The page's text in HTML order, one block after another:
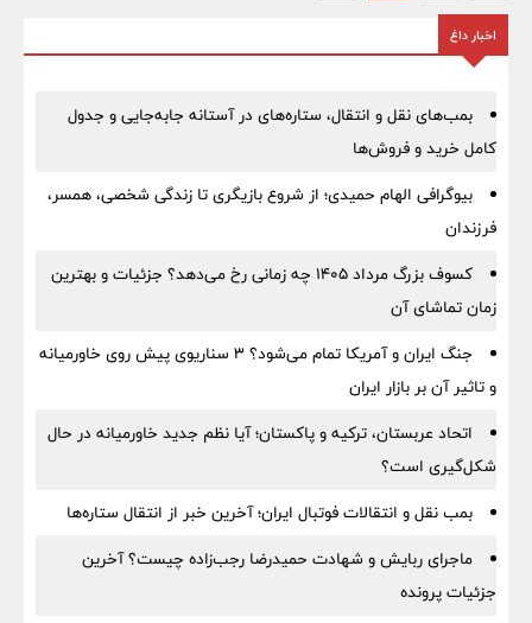
اخبار داغ
بمب‌های نقل و انتقال، ستاره‌های در آستانه جابه‌جایی و جدول
کامل خرید و فروش‌ها
بیوگرافی الهام حمیدی؛ از شروع بازیگری تا زندگی شخصی، همسر،
فرزندان
کسوف بزرگ مرداد ۱۴۰۵ چه زمانی رخ می‌دهد؟ جزئیات و بهترین
زمان تماشای آن
جنگ ایران و آمریکا تمام می‌شود؟ ۳ سناریوی پیش روی خاورمیانه
و تاثیر آن بر بازار ایران
اتحاد عربستان، ترکیه و پاکستان؛ آیا نظم جدید خاورمیانه در حال
شکل‌گیری است؟
بمب نقل‌ و انتقالات فوتبال ایران؛ آخرین خبر از انتقال ستاره‌ها
ماجرای ربایش و شهادت حمیدرضا رجب‌زاده چیست؟ آخرین
جزئیات پرونده